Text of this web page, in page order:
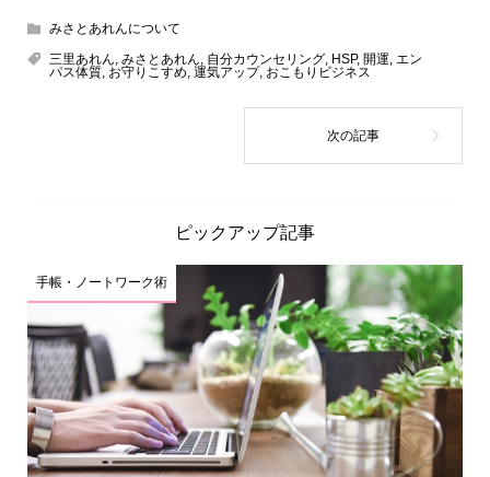
みさとあれんについて
三里あれん, みさとあれん, 自分カウンセリング, HSP, 開運, エン
パス体質, お守りこすめ, 運気アップ, おこもりビジネス
ピックアップ記事
手帳・ノートワーク術